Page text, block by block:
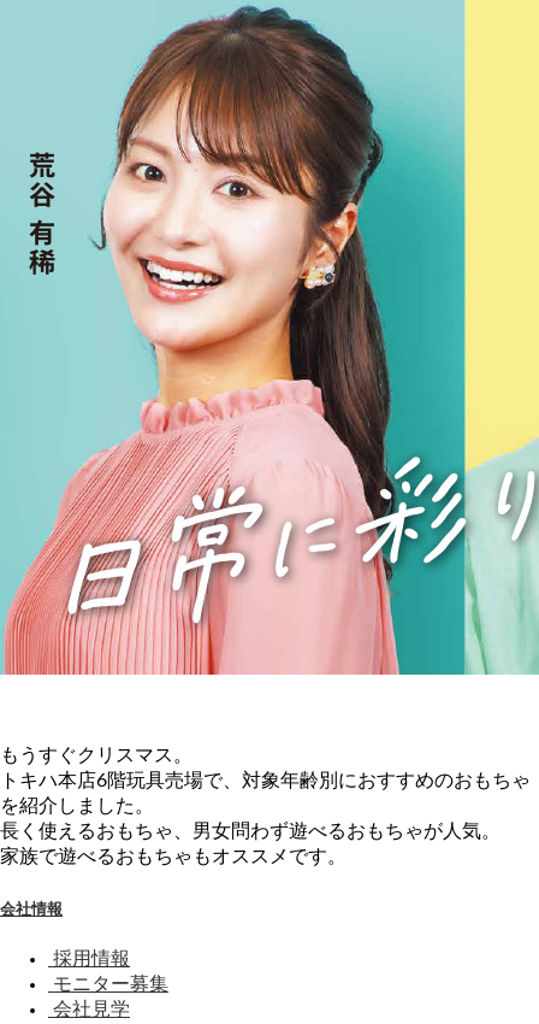
もうすぐクリスマス。
トキハ本店6階玩具売場で、対象年齢別におすすめのおもちゃ
を紹介しました。
長く使えるおもちゃ、男女問わず遊べるおもちゃが人気。
家族で遊べるおもちゃもオススメです。
会社情報
採用情報
モニター募集
会社見学